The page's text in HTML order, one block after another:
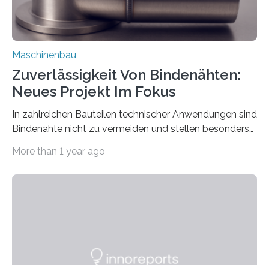
Maschinenbau
Zuverlässigkeit Von Bindenähten:
Neues Projekt Im Fokus
In zahlreichen Bauteilen technischer Anwendungen sind
Bindenähte nicht zu vermeiden und stellen besonders
Matrixmaterials eine große Herausforderung dar.
Durch den verstärkten Einsatz von Rezyklaten
More than 1 year ago